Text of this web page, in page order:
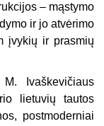
– mąstymo
ir jo atvėrimo
įvykių ir prasmių
Ivaškevičiaus
lietuvių tautos
postmoderniai